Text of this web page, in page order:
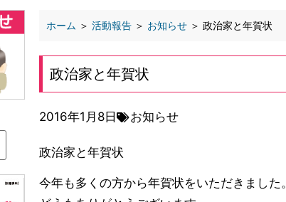
ホーム ＞ 活動報告 ＞ お知らせ ＞ 政治家と年賀状
政治家と年賀状
2016年1月8日 お知らせ
政治家と年賀状
今年も多くの方から年賀状をいただきました。